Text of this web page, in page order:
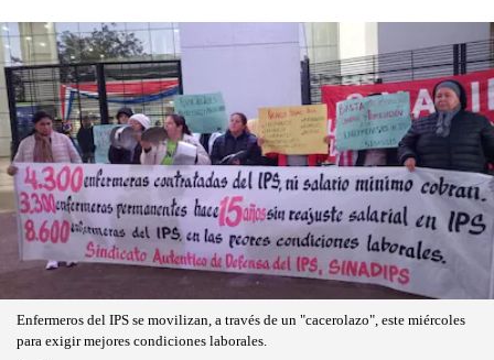
Enfermeros del IPS se movilizan, a través de un "cacerolazo", este miércoles
para exigir mejores condiciones laborales.